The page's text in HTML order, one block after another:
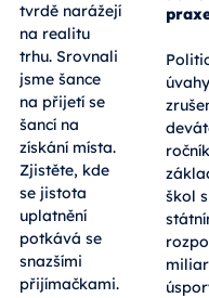
tvrdě narážejí
na realitu
trhu. Srovnali
jsme šance
na přijetí se
šancí na
získání místa.
Zjistěte, kde
se jistota
uplatnění
potkává se
snazšími
přijímačkami.
škol